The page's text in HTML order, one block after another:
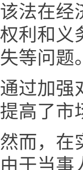
该法在经
权利和义
失等问题。
通过加强
提高了市
然而，在
由于当事